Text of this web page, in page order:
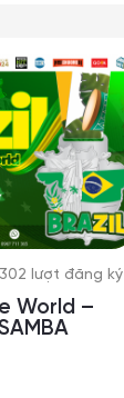
lượt đăng ký
World –